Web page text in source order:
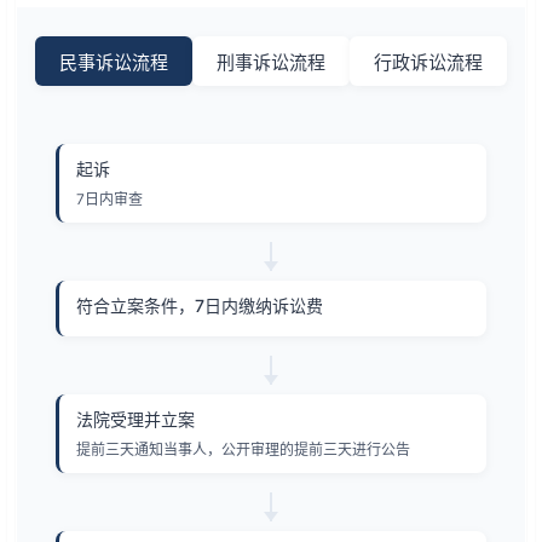
民事诉讼流程 刑事诉讼流程 行政诉讼流程
起诉
7日内审查
符合立案条件，7日内缴纳诉讼费
法院受理并立案
提前三天通知当事人，公开审理的提前三天进行公告